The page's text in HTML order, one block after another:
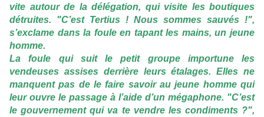
vite autour de la délégation, qui visite les boutiques
détruites. "C’est Tertius ! Nous sommes sauvés !",
s’exclame dans la foule en tapant les mains, un jeune
homme.
La foule qui suit le petit groupe importune les
vendeuses assises derrière leurs étalages. Elles ne
manquent pas de le faire savoir au jeune homme qui
leur ouvre le passage à l’aide d’un mégaphone. "C’est
le gouvernement qui va te vendre les condiments ?",